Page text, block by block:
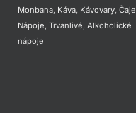
Monbana, Káva, Kávovary, Čaje
Nápoje, Trvanlivé, Alkoholické
nápoje